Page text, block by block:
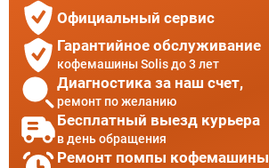
Официальный сервис
Гарантийное обслуживание
кофемашины Solis до 3 лет
Диагностика за наш счет,
ремонт по желанию
Бесплатный выезд курьера
в день обращения
Ремонт помпы кофемашины